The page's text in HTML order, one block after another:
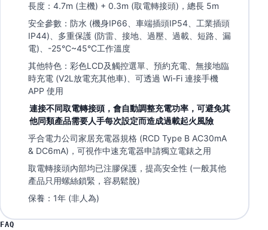
長度：4.7m (主機) + 0.3m (取電轉接頭)，總長 5m
安全參數：防水 (機身IP66、車端插頭IP54、工業插頭
IP44)、多重保護 (防雷、接地、過壓、過載、短路、漏
電)、-25°C~45°C工作溫度
其他特色：彩色LCD及觸控選單、預約充電、無接地臨
時充電 (V2L放電充其他車)、可透過 Wi-Fi 連接手機
APP 使用
連接不同取電轉接頭，會自動調整充電功率，可避免其
他同類產品需要人手每次設定而造成過載起火風險
乎合電力公司家居充電器規格 (RCD Type B AC30mA
& DC6mA)，可視作中速充電器申請獨立電錶之用
取電轉接頭內部均已注膠保護，提高安全性 (一般其他
產品只用螺絲鎖緊，容易鬆脫)
保養：1年 (非人為)
FAQ